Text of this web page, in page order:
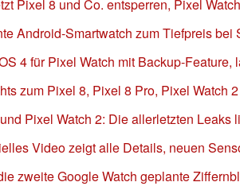
Pixel 8 und Co. entsperren, Pixel
Android-Smartwatch zum Tiefpreis bei
4 für Pixel Watch mit Backup-Feature,
zum Pixel 8, Pixel 8 Pro, Pixel Watch
Pixel Watch 2: Die allerletzten Leaks
Video zeigt alle Details, neuen
zweite Google Watch geplante